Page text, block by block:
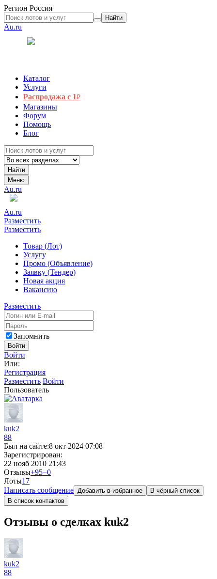
Регион Россия
Найти
Au.ru
Каталог
Услуги
Распродажа с 1₽
Магазины
Форум
Помощь
Блог
Найти
Меню
Au.ru
Au.ru
Разместить
Разместить
Товар (Лот)
Услугу
Промо (Объявление)
Заявку (Тендер)
Новая акция
Вакансию
Разместить
Запомнить
Войти
Войти
Или:
Регистрация
Разместить Войти
Пользователь
kuk2
88
Был на сайте:8 окт 2024 07:08
Зарегистрирован:
22 нояб 2010 21:43
Отзывы+95−0
Лоты1 7
Написать сообщение Добавить в избранное
В чёрный список
В список контактов
Отзывы о сделках kuk2
kuk2
88